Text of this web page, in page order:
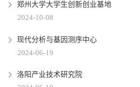
郑州大学大学生创新创业基地
2024-10-08
现代分析与基因测序中心
2024-06-19
洛阳产业技术研究院